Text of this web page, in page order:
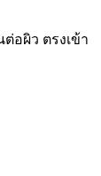
อผิว ตรงเข้า